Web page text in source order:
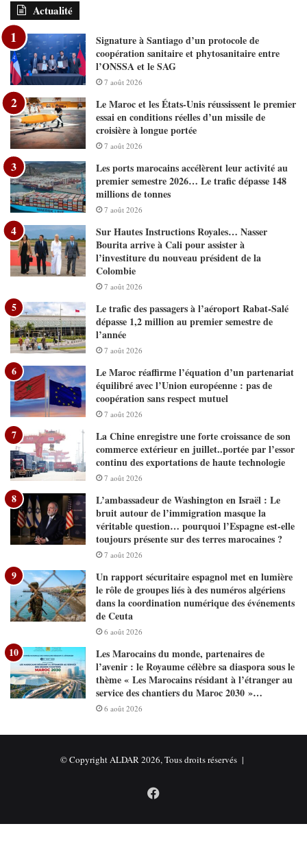
Actualité
Signature à Santiago d’un protocole de
coopération sanitaire et phytosanitaire entre
l’ONSSA et le SAG
7 août 2026
Le Maroc et les États-Unis réussissent le premier
essai en conditions réelles d’un missile de
croisière à longue portée
7 août 2026
Les ports marocains accélèrent leur activité au
premier semestre 2026… Le trafic dépasse 148
millions de tonnes
7 août 2026
Sur Hautes Instructions Royales… Nasser
Bourita arrive à Cali pour assister à
l’investiture du nouveau président de la
Colombie
7 août 2026
Le trafic des passagers à l’aéroport Rabat-Salé
dépasse 1,2 million au premier semestre de
l’année
7 août 2026
Le Maroc réaffirme l’équation d’un partenariat
équilibré avec l’Union européenne : pas de
coopération sans respect mutuel
7 août 2026
La Chine enregistre une forte croissance de son
commerce extérieur en juillet..portée par l’essor
continu des exportations de haute technologie
7 août 2026
L’ambassadeur de Washington en Israël : Le
bruit autour de l’immigration masque la
véritable question… pourquoi l’Espagne est-elle
toujours présente sur des terres marocaines ?
7 août 2026
Un rapport sécuritaire espagnol met en lumière
le rôle de groupes liés à des numéros algériens
dans la coordination numérique des événements
de Ceuta
6 août 2026
Les Marocains du monde, partenaires de
l’avenir : le Royaume célèbre sa diaspora sous le
thème « Les Marocains résidant à l’étranger au
service des chantiers du Maroc 2030 »…
6 août 2026
© Copyright ALDAR 2026, Tous droits réservés |